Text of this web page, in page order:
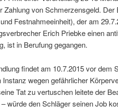
Zahlung von Schmerzens­geld.
Fes­t­nah­meein­heit), der am
Erich Priebke einen
ist in Beru­fung gegangen.
find­et am 10.7.2015 vor dem
wegen gefährlich­er
Tat zu ver­tuschen leit­ete der
würde den Schläger seinen Job